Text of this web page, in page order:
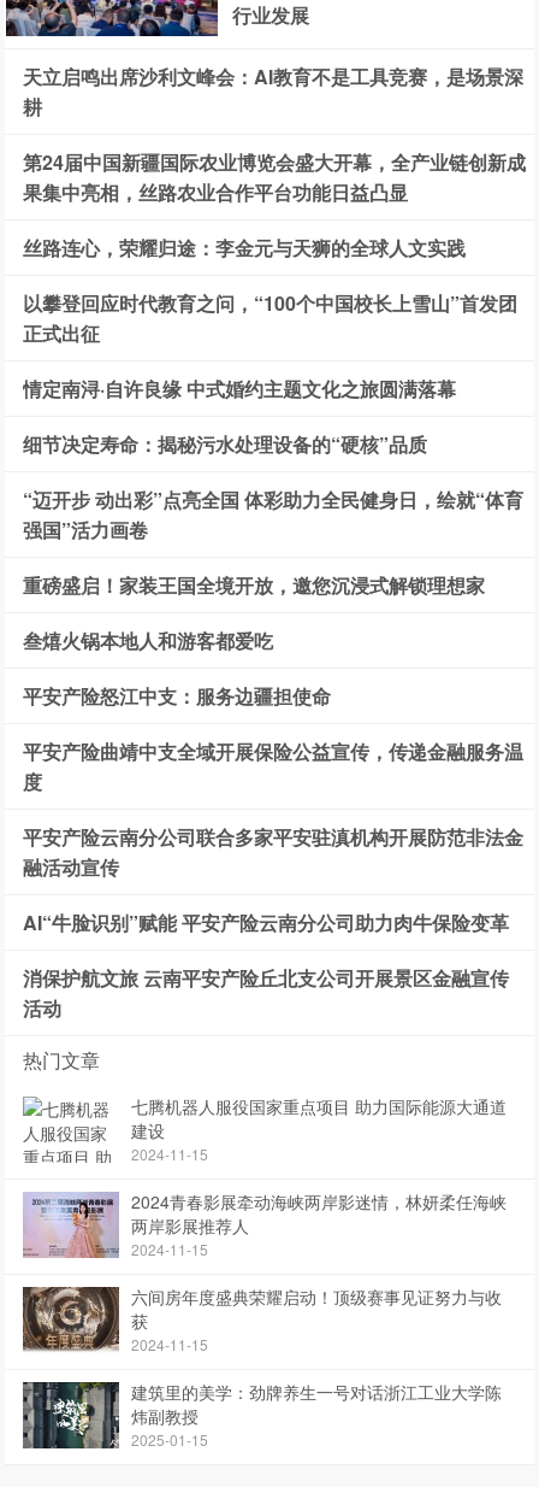
行业发展
天立启鸣出席沙利文峰会：AI教育不是工具竞赛，是场景深
耕
第24届中国新疆国际农业博览会盛大开幕，全产业链创新成
果集中亮相，丝路农业合作平台功能日益凸显
丝路连心，荣耀归途：李金元与天狮的全球人文实践
以攀登回应时代教育之问，“100个中国校长上雪山”首发团
正式出征
情定南浔·自许良缘 中式婚约主题文化之旅圆满落幕
细节决定寿命：揭秘污水处理设备的“硬核”品质
“迈开步 动出彩”点亮全国 体彩助力全民健身日，绘就“体育
强国”活力画卷
重磅盛启！家装王国全境开放，邀您沉浸式解锁理想家
叁熺火锅本地人和游客都爱吃
平安产险怒江中支：服务边疆担使命
平安产险曲靖中支全域开展保险公益宣传，传递金融服务温
度
平安产险云南分公司联合多家平安驻滇机构开展防范非法金
融活动宣传
AI“牛脸识别”赋能 平安产险云南分公司助力肉牛保险变革
消保护航文旅 云南平安产险丘北支公司开展景区金融宣传
活动
热门文章
七腾机器人服役国家重点项目 助力国际能源大通道
建设
2024-11-15
2024青春影展牵动海峡两岸影迷情，林妍柔任海峡
两岸影展推荐人
2024-11-15
六间房年度盛典荣耀启动！顶级赛事见证努力与收
获
2024-11-15
建筑里的美学：劲牌养生一号对话浙江工业大学陈
炜副教授
2025-01-15